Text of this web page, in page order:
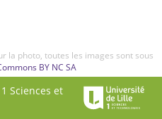
la photo, toutes les images sont sous
BY NC SA
Sciences et